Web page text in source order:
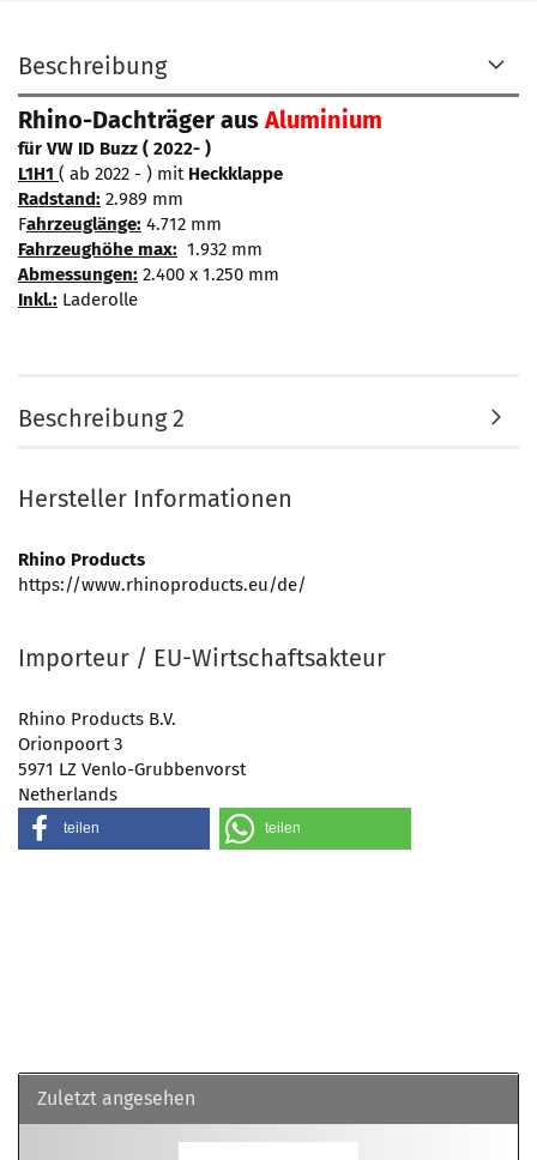
Beschreibung
Rhino-Dachträger ausAluminium
für VW ID Buzz ( 2022- )
L1H1 ( ab 2022 - ) mit Heckklappe
Radstand: 2.989 mm
Fahrzeuglänge: 4.712 mm
Fahrzeughöhe max: 1.932 mm
Abmessungen: 2.400 x 1.250 mm
Inkl.: Laderolle
Beschreibung 2
Hersteller Informationen
Rhino Products
https://www.rhinoproducts.eu/de/
Importeur / EU-Wirtschaftsakteur
Rhino Products B.V.
Orionpoort 3
5971 LZ Venlo-Grubbenvorst
Netherlands
teilen teilen
Zuletzt angesehen